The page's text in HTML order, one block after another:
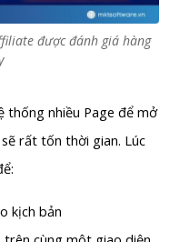
được đánh giá hàng
thống nhiều Page để mở
rất tốn thời gian. Lúc
kịch bản